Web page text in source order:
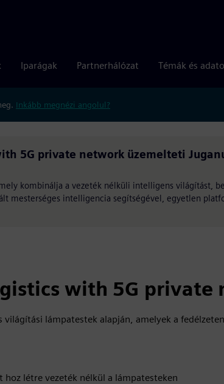
Iparágak Partnerhálózat Témák és
Inkább megnézi angolul?
5G private network üzemelteti Juganu
kombinálja a vezeték nélküli intelligens világítást,
mesterséges intelligencia segítségével, egyetlen
with 5G private
lámpatestek alapján, amelyek a
hoz létre vezeték nélkül a lámpatesteken